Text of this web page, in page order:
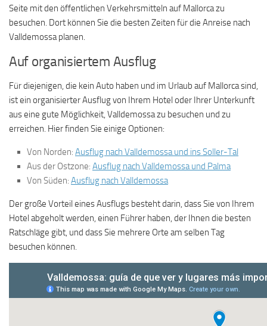
Seite mit den öffentlichen Verkehrsmitteln auf Mallorca zu
besuchen. Dort können Sie die besten Zeiten für die Anreise nach
Valldemossa planen.
Auf organisiertem Ausflug
Für diejenigen, die kein Auto haben und im Urlaub auf Mallorca sind,
ist ein organisierter Ausflug von Ihrem Hotel oder Ihrer Unterkunft
aus eine gute Möglichkeit, Valldemossa zu besuchen und zu
erreichen. Hier finden Sie einige Optionen:
Von Norden: Ausflug nach Valldemossa und ins Soller-Tal
Aus der Ostzone: Ausflug nach Valldemossa und Palma
Von Süden: Ausflug nach Valldemossa
Der große Vorteil eines Ausflugs besteht darin, dass Sie von Ihrem
Hotel abgeholt werden, einen Führer haben, der Ihnen die besten
Ratschläge gibt, und dass Sie mehrere Orte am selben Tag
besuchen können.